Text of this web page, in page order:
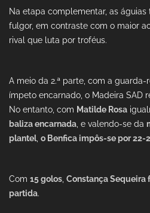
Na etapa complementar, as
fulgor, em contraste com o maior
rival que luta por troféus.
A meio da 2.ª parte, com a guarda-
ímpeto encarnado, o Madeira SAD
No entanto, com Matilde Rosa
baliza encarnada , e valendo-se da
plantel, o Benfica impôs-se por 22-
Com 15 golos Constança Sequeira
partida.